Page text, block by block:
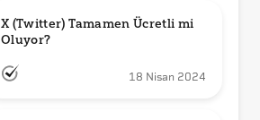
X (Twitter) Tamamen Ücretli mi
Oluyor?
18 Nisan 2024